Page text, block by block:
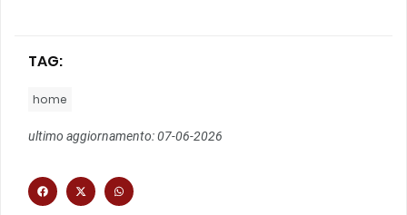
TAG:
home
ultimo aggiornamento: 07-06-2026